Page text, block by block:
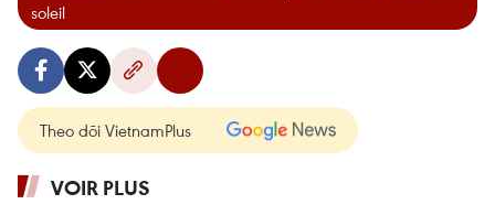
soleil
Theo dõi VietnamPlus
VOIR PLUS